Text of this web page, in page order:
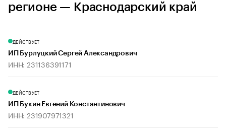
регионе — Краснодарский край
ДЕЙСТВУЕТ
ИП Бурлуцкий Сергей Александрович
ИНН: 231136391171
ДЕЙСТВУЕТ
ИП Букин Евгений Константинович
ИНН: 231907971321